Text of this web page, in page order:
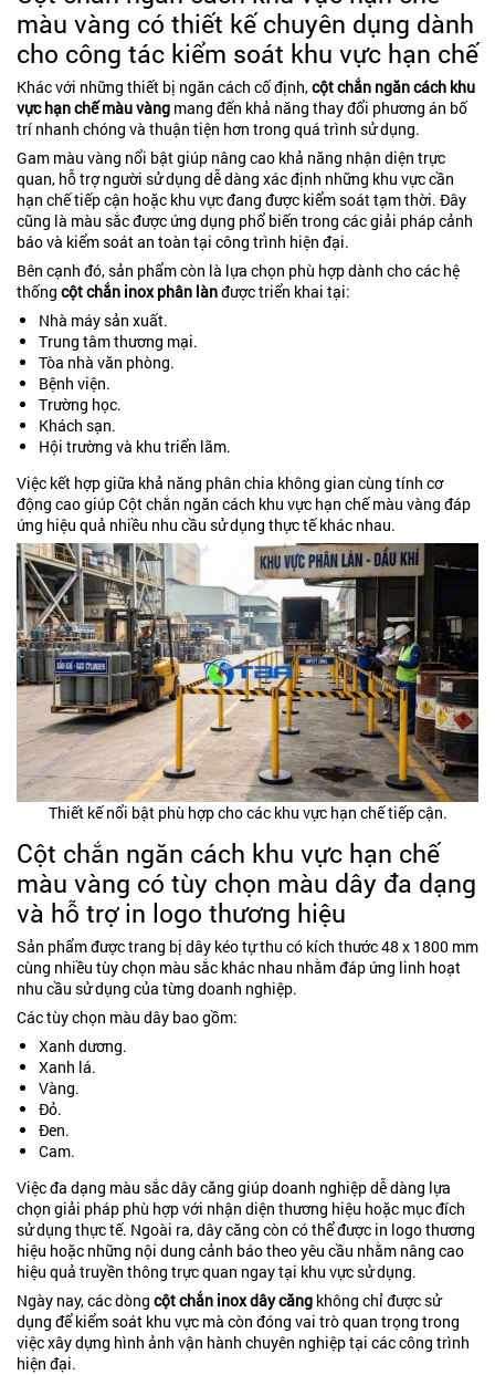
màu vàng có thiết kế chuyên dụng dành
cho công tác kiểm soát khu vực hạn chế
Khác với những thiết bị ngăn cách cố định,cột chắn ngăn cách khu
vực hạn chế màu vàng mang đến khả năng thay đổi phương án bố
trí nhanh chóng và thuận tiện hơn trong quá trình sử dụng.
Gam màu vàng nổi bật giúp nâng cao khả năng nhận diện trực
quan, hỗ trợ người sử dụng dễ dàng xác định những khu vực cần
hạn chế tiếp cận hoặc khu vực đang được kiểm soát tạm thời. Đây
cũng là màu sắc được ứng dụng phổ biến trong các giải pháp cảnh
báo và kiểm soát an toàn tại công trình hiện đại.
Bên cạnh đó, sản phẩm còn là lựa chọn phù hợp dành cho các hệ
thống cột chắn inox phân lànđược triển khai tại:
Nhà máy sản xuất.
Trung tâm thương mại.
Tòa nhà văn phòng.
Bệnh viện.
Trường học.
Khách sạn.
Hội trường và khu triển lãm.
Việc kết hợp giữa khả năng phân chia không gian cùng tính cơ
động cao giúp Cột chắn ngăn cách khu vực hạn chế màu vàng đáp
ứng hiệu quả nhiều nhu cầu sử dụng thực tế khác nhau.
Thiết kế nổi bật phù hợp cho các khu vực hạn chế tiếp cận.
Cột chắn ngăn cách khu vực hạn chế
màu vàng có tùy chọn màu dây đa dạng
và hỗ trợ in logo thương hiệu
Sản phẩm được trang bị dây kéo tự thu có kích thước 48 x 1800 mm
cùng nhiều tùy chọn màu sắc khác nhau nhằm đáp ứng linh hoạt
nhu cầu sử dụng của từng doanh nghiệp.
Các tùy chọn màu dây bao gồm:
Xanh dương.
Xanh lá.
Vàng.
Đỏ.
Đen.
Cam.
Việc đa dạng màu sắc dây căng giúp doanh nghiệp dễ dàng lựa
chọn giải pháp phù hợp với nhận diện thương hiệu hoặc mục đích
sử dụng thực tế. Ngoài ra, dây căng còn có thể được in logo thương
hiệu hoặc những nội dung cảnh báo theo yêu cầu nhằm nâng cao
hiệu quả truyền thông trực quan ngay tại khu vực sử dụng.
Ngày nay, các dòng cột chắn inox dây căng không chỉ được sử
dụng để kiểm soát khu vực mà còn đóng vai trò quan trọng trong
việc xây dựng hình ảnh vận hành chuyên nghiệp tại các công trình
hiện đại.